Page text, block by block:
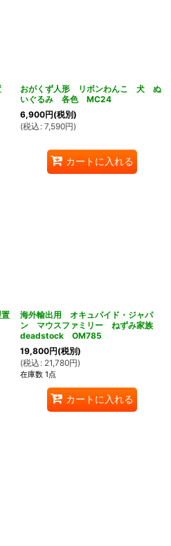
おがくず人形 リボンわんこ 犬 ぬ
いぐるみ 各色 MC24
6,900円(税別)
(税込 : 7,590円)
カートに入れる
海外輸出用 オキュパイド・ジャパ
ン マウスファミリー ねずみ家族
deadstock OM785
19,800円(税別)
(税込 : 21,780円)
在庫数 1点
カートに入れる